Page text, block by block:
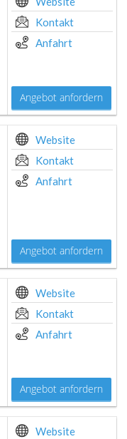
Kontakt
Anfahrt
Angebot anfordern
Website
Kontakt
Anfahrt
Angebot anfordern
Website
Kontakt
Anfahrt
Angebot anfordern
Website